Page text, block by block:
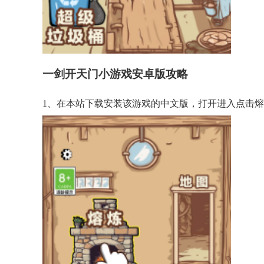
一剑开天门小游戏安卓版攻略
1、在本站下载安装该游戏的中文版，打开进入点击